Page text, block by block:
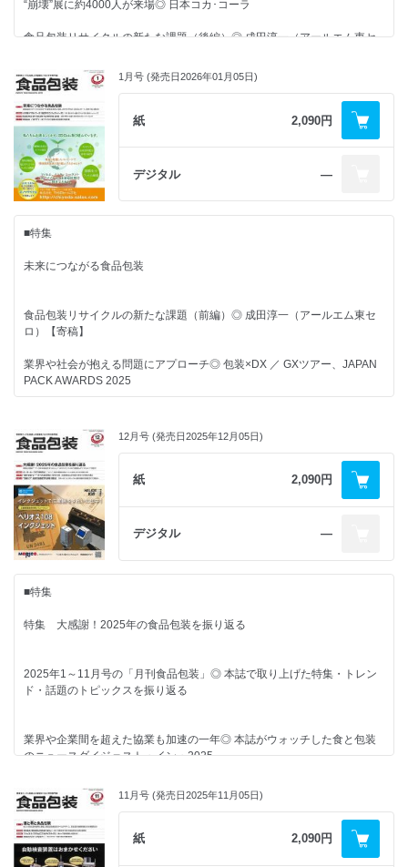
ド
RFタグ進化論
ちょっとしたサプライズ バスツアー ◎ 寺浦信之
■NEWS & TOPICS
オタフクソース
アヲハタ
日本ガラスびん協会
日本製紙
■その他
業界ウォッチャーズ
Information
月刊非食品包装
購読申込書
広告索引
元・開発者の視点～食品包装現場見聞録と未来に向けて～
容器包装リサイクル法から資源循環戦略へ ◎ 小林光
隔月連載 ニュースで読み解く包装情勢ワールドワイド
今年の進展から目が離せない米国の包装EPR法 ◎ 森泰正
ド
音声入力 入力手段の高度化 ◎ 寺浦信之
■コラム
庶民文化の図像学
豆乳パック ◎ 町田忍
パッケージ応援団
百均で見つけた期待と現実 ◎ グッディー・容子
ドトールコーヒー
日清製粉ウェルナ
ハナマルキ
技術士包装物流会
業界ウォッチャーズ
包装タイムスダイジェスト
月刊非食品包装
薄型の新形状パッケージを採用
◎ 六甲バター
■Award Winners
ワンクリックで再封できる外装箱
◎ 味の素AGF（日本パッケージングコンテスト2025）
“応援”そして“挑戦”の月に ◎3月6日は「ミルクの日」
パックごはん ◎ 町田忍
“上から開ける派”にもご配慮を ◎ 筒巳素
未来へつながる技術に各社の底力
◎JAPAN PACK 2025
オーブンレンジにも使える耐熱シーラント
チルドから冷凍品まで加工食品の新しい商品展開を可能に◎ 半田昌史氏
（セラニーズ）【寄稿】
ボイル・レトルト対応と耐屈曲性
ロ）【寄稿】
食品包装関連パテント情報
■スペシャルレビュー
家族で見つめる食と包装
タイプ診断をパッケージに ◎ 田原未沙記
“崩壊”展に約4000人が来場◎ 日本コカ･コーラ
食品包装リサイクルの新たな課題（後編）◎ 成田淳一（アールエム東セ
「世界基準での包装設計構築などが責務」◎ 2026年包装界合同新年会
物価高や法規制から不可避の1年◎ 日本包装管理士会
特集2 バレンタインとギフトの食品包装
欧州のパッケージは簡素化が主流に◎ フェリシモ
東京ギフト市場に向けた新ブランド◎ DAY TO LIFE
■CLOSE UP
「とんとんぱらぱら」
■特集EXPRESS
“シンプル”“丁寧”“高級感”が時代の潮流か
◎ バレンタインとギフトの食品包装
■FPレポート
神戸工場で瓶製造ラインの見学会を実施
JAPAN PACKAGING CONTEST 2025 ダイジェスト（part2）
■連載
賞味期限と家庭のフードロス ◎ 田原未沙記
元・開発者の視点～食品包装現場見聞録と未来に向けて～
日本の廃棄物の高性能焼却炉と資源循環促進 ◎ 小林光
1月号 (発売日2026年01月05日)
紙 2,090円
デジタル ―
■特集
未来につながる食品包装
食品包装リサイクルの新たな課題（前編）◎ 成田淳一（アールエム東セ
ロ）【寄稿】
業界や社会が抱える問題にアプローチ◎ 包装×DX ／ GXツアー、JAPAN
PACK AWARDS 2025
省力化やDXの推進に向けて◎ 農水省／味の素食品
スマートファクトリーの実現を加速◎ 日清製粉グループ本社
2026年の“祝い酒”を集めました!◎ 本誌厳選・午年らしいお酒とパッケー
ジデザイン
紙製バリア包材をコーヒー分野に提案◎ 日本紙パルプ商事
来場者数も展示規模も過去最大で開催◎ Next Package 2025
“わかりやすさ”について考える秋の一日◎ UCDAアワード2025
「近江牛ミニパックシリーズ」
ブランド牛を手に取りやすい量と形態で◎ カネ吉ヤマモトフーズ
■需要トレンド最前線
パッケージでも“日仏融合”が実現
◎ 湯浅醤油
12月号 (発売日2025年12月05日)
紙 2,090円
デジタル ―
■特集
特集 大感謝！2025年の食品包装を振り返る
2025年1～11月号の「月刊食品包装」◎ 本誌で取り上げた特集・トレン
ド・話題のトピックスを振り返る
業界や企業間を超えた協業も加速の一年◎ 本誌がウォッチした食と包装
のニュースダイジェスト・イン・2025
■CLOSE UP
「JET BREW（ジェットブリュ―）」
“タイパ”需要に応える簡易抽出型コーヒー
11月号 (発売日2025年11月05日)
紙 2,090円